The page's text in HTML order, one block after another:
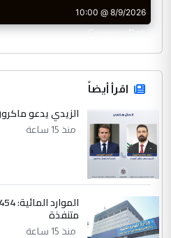
CurrencyRate
اقرأ أيضاً
الزيدي يدعو
منذ 15 ساعة
متنفذة
منذ 15 ساعة